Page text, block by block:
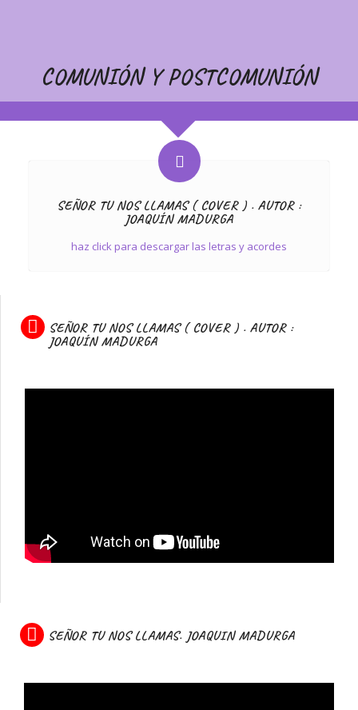
COMUNIÓN Y POSTCOMUNIÓN
SEÑOR TU NOS LLAMAS ( COVER ) . AUTOR :
JOAQUÍN MADURGA
haz click para descargar las letras y acordes
SEÑOR TU NOS LLAMAS ( COVER ) . AUTOR :
JOAQUÍN MADURGA
SEÑOR TU NOS LLAMAS. JOAQUIN MADURGA